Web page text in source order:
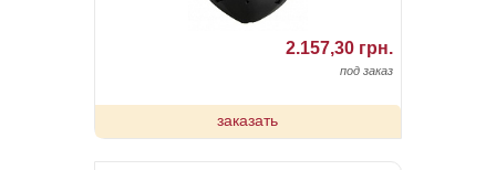
2.157,30 грн.
под заказ
заказать